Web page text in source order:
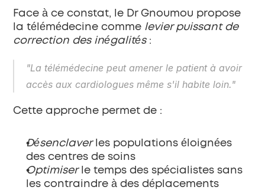
Face à ce constat, le Dr Gnoumou propose
la télémédecine comme levier puissant de
correction des inégalités :
"La télémédecine peut amener le patient à avoir
accès aux cardiologues même s'il habite loin."
Cette approche permet de :
Désenclaver les populations éloignées
des centres de soins
Optimiser le temps des spécialistes sans
les contraindre à des déplacements